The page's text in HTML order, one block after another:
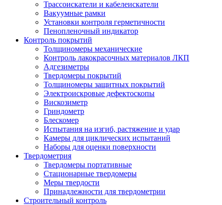
Трассоискатели и кабелеискатели
Вакуумные рамки
Установки контроля герметичности
Пенопленочный индикатор
Контроль покрытий
Толщиномеры механические
Контроль лакокрасочных материалов ЛКП
Адгезиметры
Твердомеры покрытий
Толщиномеры защитных покрытий
Электроискровые дефектоскопы
Вискозиметр
Гриндометр
Блескомер
Испытания на изгиб, растяжение и удар
Камеры для циклических испытаний
Наборы для оценки поверхности
Твердометрия
Твердомеры портативные
Стационарные твердомеры
Меры твердости
Принадлежности для твердометрии
Строительный контроль